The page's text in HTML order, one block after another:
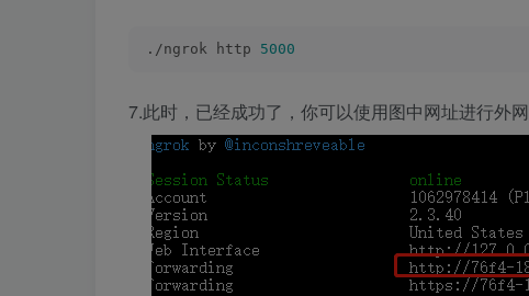
./ngrok http 5000
7.此时，已经成功了，你可以使用图中网址进行外